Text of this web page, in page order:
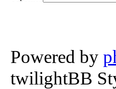
Powered by
twilightBB